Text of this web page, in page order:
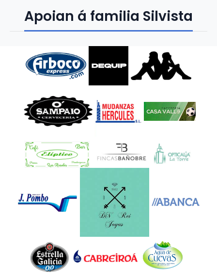
Apoian á familia Silvista